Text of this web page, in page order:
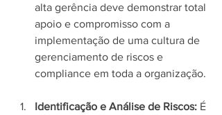
alta gerência deve demonstrar total
apoio e compromisso com a
implementação de uma cultura de
gerenciamento de riscos e
compliance em toda a organização.
Identificação e Análise de Riscos: É